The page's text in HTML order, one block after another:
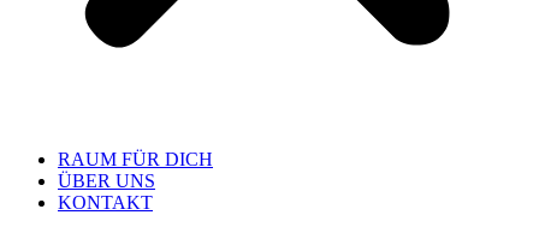
RAUM FÜR DICH
ÜBER UNS
KONTAKT